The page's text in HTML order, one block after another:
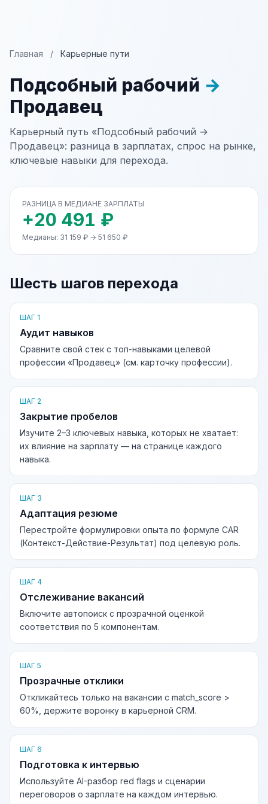
Главная / Карьерные пути
Подсобный рабочий →
Продавец
Карьерный путь «Подсобный рабочий →
Продавец»: разница в зарплатах, спрос на рынке,
ключевые навыки для перехода.
РАЗНИЦА В МЕДИАНЕ ЗАРПЛАТЫ
+20 491 ₽
Медианы: 31 159 ₽ → 51 650 ₽
Шесть шагов перехода
ШАГ 1
Аудит навыков
Сравните свой стек с топ-навыками целевой
профессии «Продавец» (см. карточку профессии).
ШАГ 2
Закрытие пробелов
Изучите 2–3 ключевых навыка, которых не хватает:
их влияние на зарплату — на странице каждого
навыка.
ШАГ 3
Адаптация резюме
Перестройте формулировки опыта по формуле CAR
(Контекст-Действие-Результат) под целевую роль.
ШАГ 4
Отслеживание вакансий
Включите автопоиск с прозрачной оценкой
соответствия по 5 компонентам.
ШАГ 5
Прозрачные отклики
Откликайтесь только на вакансии с match_score >
60%, держите воронку в карьерной CRM.
ШАГ 6
Подготовка к интервью
Используйте AI-разбор red flags и сценарии
переговоров о зарплате на каждом интервью.